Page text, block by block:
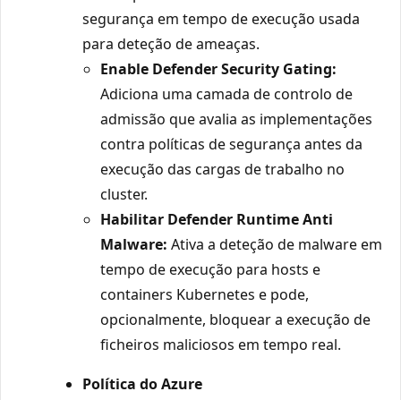
segurança em tempo de execução usada
para deteção de ameaças.
Enable Defender Security Gating:
Adiciona uma camada de controlo de
admissão que avalia as implementações
contra políticas de segurança antes da
execução das cargas de trabalho no
cluster.
Habilitar Defender Runtime Anti
Malware: Ativa a deteção de malware em
tempo de execução para hosts e
containers Kubernetes e pode,
opcionalmente, bloquear a execução de
ficheiros maliciosos em tempo real.
Política do Azure